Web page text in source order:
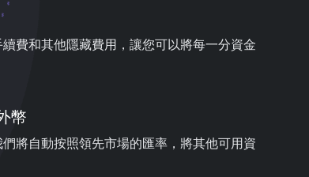
費和其他隱藏費用，讓您可以將每一分資金
幣
將自動按照領先市場的匯率，將其他可用資